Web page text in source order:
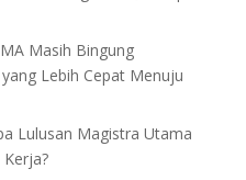
Masih Bingung
Lebih Cepat Menuju
Lulusan Magistra Utama